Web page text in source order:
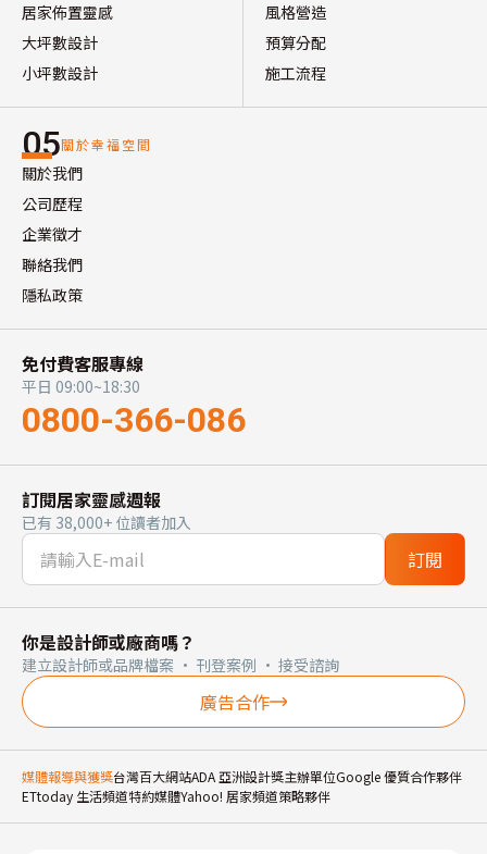
居家佈置靈感
大坪數設計
小坪數設計
風格營造
預算分配
施工流程
05關於幸福空間
關於我們
公司歷程
企業徵才
聯絡我們
隱私政策
免付費客服專線
平日 09:00~18:30
0800-366-086
訂閱居家靈感週報
已有 38,000+ 位讀者加入
訂閱
你是設計師或廠商嗎？
建立設計師或品牌檔案 · 刊登案例 · 接受諮詢
廣告合作
媒體報導與獲獎台灣百大網站ADA 亞洲設計獎主辦單位Google 優質合作夥伴
ETtoday 生活頻道特約媒體Yahoo! 居家頻道策略夥伴